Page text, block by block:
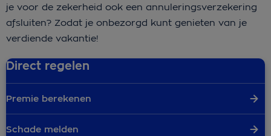
je voor de zekerheid ook een annuleringsverzekering
afsluiten? Zodat je onbezorgd kunt genieten van je
verdiende vakantie!
Direct regelen
Premie berekenen
Schade melden